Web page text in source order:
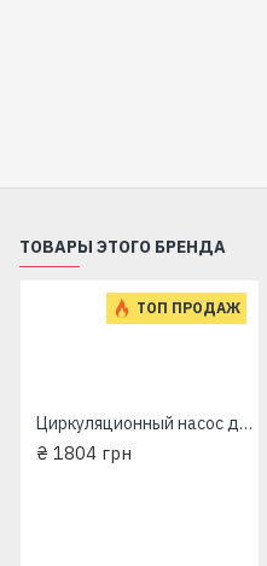
ТОВАРЫ ЭТОГО БРЕНДА
ТОП ПРОДАЖ
Циркуляционный насос для отопления Wilo Star EuroAqua RS25-4/180мм
₴ 1804 грн